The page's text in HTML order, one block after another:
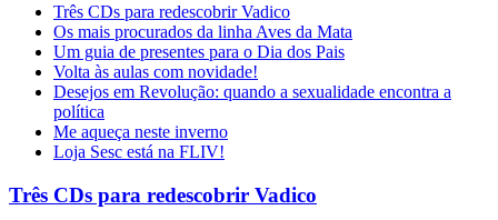
Três CDs para redescobrir Vadico
Os mais procurados da linha Aves da Mata
Um guia de presentes para o Dia dos Pais
Volta às aulas com novidade!
Desejos em Revolução: quando a sexualidade encontra a
política
Me aqueça neste inverno
Loja Sesc está na FLIV!
Três CDs para redescobrir Vadico